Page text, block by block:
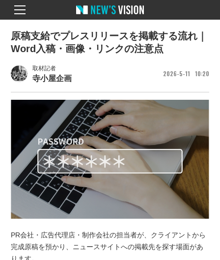
取材記者
寺小屋企画
2026 5 11 10 20
原稿支給でプレスリリースを掲載する流れ｜
Word入稿・画像・リンクの注意点
PR会社・広告代理店・制作会社の担当者が、クライアントから
完成原稿を預かり、ニュースサイトへの掲載先を探す場面があ